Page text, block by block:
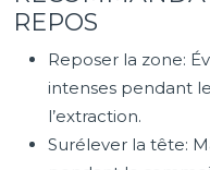
REPOS
Reposer la zone:
intenses pendant
l’extraction.
Surélever la tête: